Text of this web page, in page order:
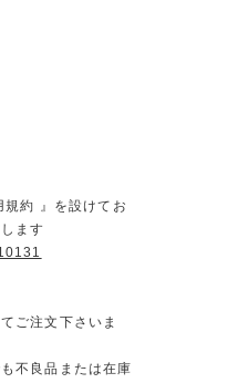
約 』を設けてお
ます
ご注文下さいま
不良品または在庫